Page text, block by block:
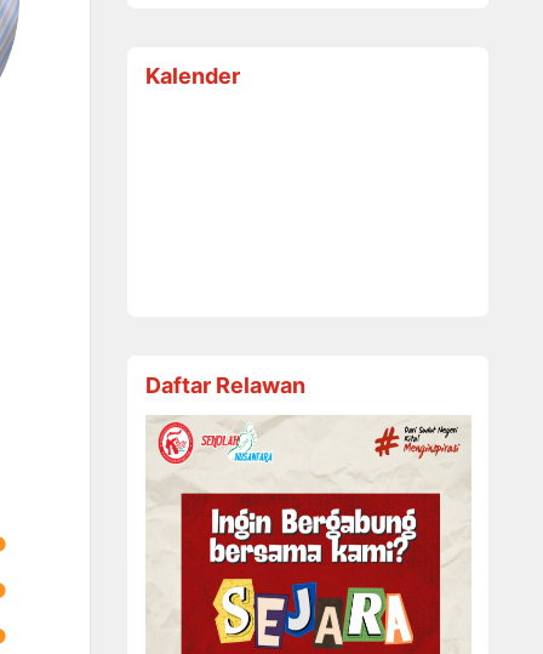
Kalender
Daftar Relawan